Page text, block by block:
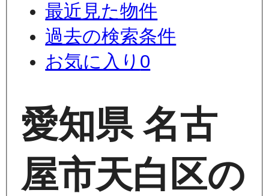
最近見た物件
過去の検索条件
お気に入り 0
愛知県 名古
屋市天白区の